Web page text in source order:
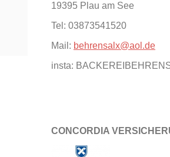
19395 Plau am See
Tel: 03873541520
Mail: behrensalx@aol.de
insta:
CONCORDIA